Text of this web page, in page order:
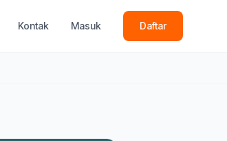
Kontak Masuk Daftar